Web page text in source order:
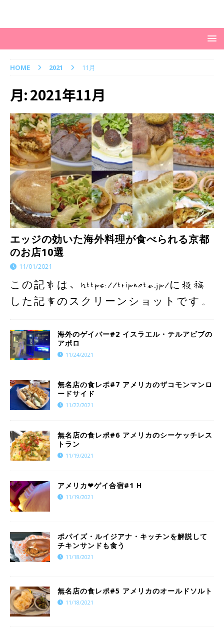
HOME 2021 11月
月:2021年11月
エッジの効いた海外料理が食べられる京都
のお店10選
11/01/2021
この記事は、https://tripnote.jp/に投稿
した記事のスクリーンショットです。
海外のゲイバー#2 イスラエル・テルアビブの
アポロ
11/24/2021
​​無名店の食レポ#7 アメリカのザコモンマンロ
ードサイド
11/22/2021
​​無名店の食レポ#6 アメリカのシーケッチレス
トラン
11/19/2021
アメリカ❤︎ゲイ合宿#1 H
11/19/2021
ポパイズ・ルイジアナ・キッチンを解説して
チキンサンドも食う
11/18/2021
​​無名店の食レポ#5 アメリカのオールドソルト
11/18/2021